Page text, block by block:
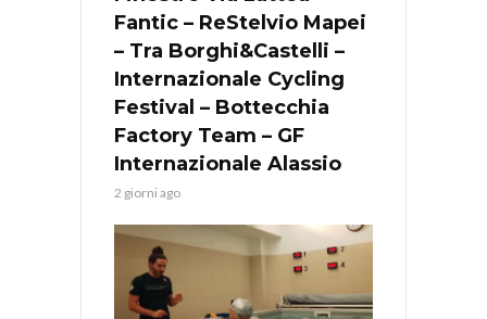
Fantic – ReStelvio Mapei
– Tra Borghi&Castelli –
Internazionale Cycling
Festival – Bottecchia
Factory Team – GF
Internazionale Alassio
2 giorni ago